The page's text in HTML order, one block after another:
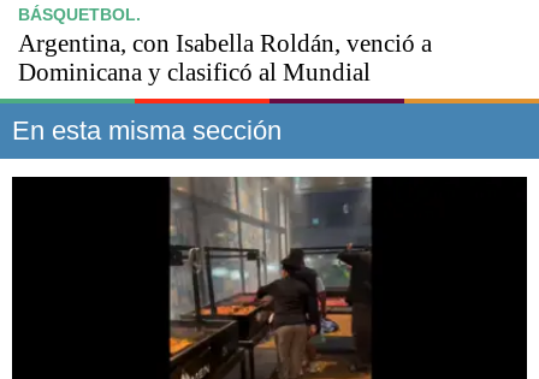
BÁSQUETBOL.
Argentina, con Isabella Roldán, venció a
Dominicana y clasificó al Mundial
En esta misma sección